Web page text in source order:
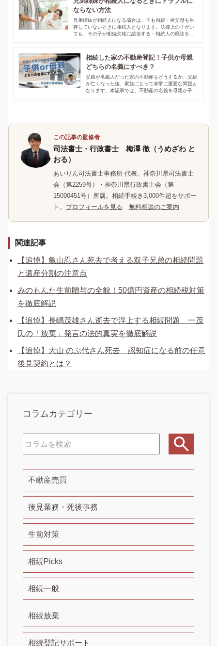
ならない方法
兄弟姉妹が相続人になる場合は、子も両親・祖父母も生
存していないときに相続人となります。法律上の子がい
ても、その子が相続欠格に該当する・相続人の廃除をさ
合、注意点がございます。詳しくはこちらの記事をご覧
ください。相続した家の不動産登記！子供か母親
どちらの名義にすべき？
父親が名義人だった家の不動産をどうするか、父親
が亡くなった後、家族にとって非常に重要な問題と
なります。本記事では、不動産の名義を母親か子供
この記事の監修者
司法書士・行政書士 梅澤 徹（うめざわ と
おる）
あいりん司法書士事務所 代表。神奈川県司法書士
会（第2259号）・神奈川県行政書士会（第
15090451号）所属。相続手続き3,000件超をサポー
ト。 プロフィールを見る 無料相談のご案内
関連記事
【追悼】亀山忍さん死去で考える双子兄弟の相続問題
と遺産分割の注意点
みのもんた生前贈与の全貌！50億円資産の相続税対策
を徹底解説
【追悼】長嶋茂雄さん逝去で浮上する相続問題 一茂
氏の「放棄」発言の法的真実を徹底解説
【追悼】大山 のぶ代さん死去 認知症になる前の任意
後見契約とは？
コラムカテゴリー
不動産売買
後見業務・死後事務
生前対策
相続Picks
相続一般
相続放棄
相続登記サポート